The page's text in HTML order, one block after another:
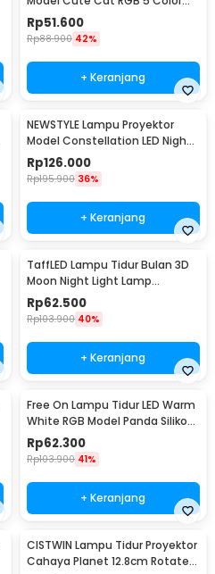
0.3W 4.5V - LJC-124
Rp51.600
Rp88.900 42%
+ Keranjang
NEWSTYLE Lampu Proyektor
Model Constellation LED Night
Light 3W 5V - NL-USB
Rp126.000
Rp195.900 36%
+ Keranjang
TaffLED Lampu Tidur Bulan 3D
Moon Night Light Lamp
Rechargeable 12cm - ROX-05
Rp62.500
Rp103.900 40%
+ Keranjang
Free On Lampu Tidur LED Warm
White RGB Model Panda Silikon
Lamp 1.5W - ZH-121
Rp62.300
Rp103.900 41%
+ Keranjang
CISTWIN Lampu Tidur Proyektor
Cahaya Planet 12.8cm Rotate